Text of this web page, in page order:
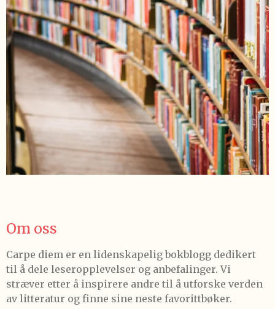
Om oss
Carpe diem er en lidenskapelig bokblogg dedikert
til å dele leseropplevelser og anbefalinger. Vi
stræver etter å inspirere andre til å utforske verden
av litteratur og finne sine neste favorittbøker.